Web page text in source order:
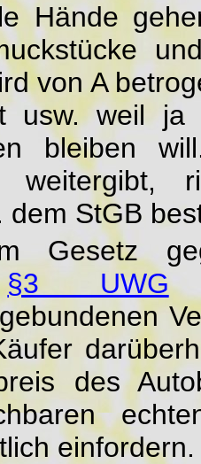
Hände
von A
usw. weil ja
bleiben
weitergibt,
dem StGB
Gesetz
§3 UWG
des